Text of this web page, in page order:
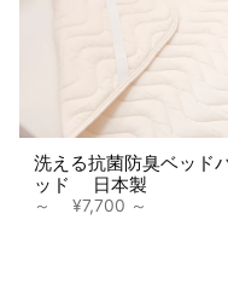
洗える抗菌防臭ベッド
ッド 日本製
～ ¥7,700